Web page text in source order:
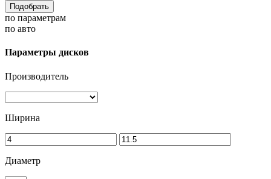
Подобрать
по параметрам
по авто
Параметры дисков
Производитель
Ширина
Диаметр